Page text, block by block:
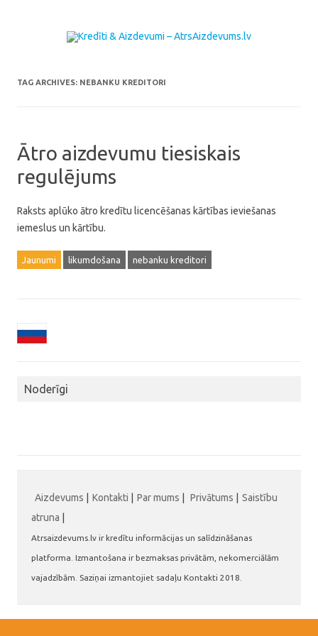
TAG ARCHIVES: NEBANKU KREDITORI
Ātro aizdevumu tiesiskais
regulējums
Raksts aplūko ātro kredītu licencēšanas kārtības ieviešanas
iemeslus un kārtību.
Jaunumi likumdošana nebanku kreditori
Noderīgi
Aizdevums Kontakti Par mums Privātums
Saistību
atruna
Atrsaizdevums.lv ir kredītu informācijas un salīdzināšanas
platforma. Izmantošana ir bezmaksas privātām, nekomerciālām
vajadzībām. Saziņai izmantojiet sadaļu Kontakti 2018.